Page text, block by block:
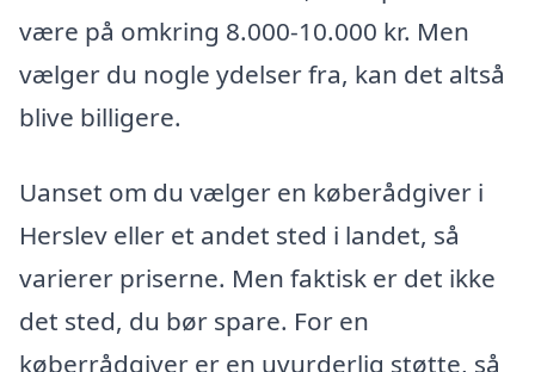
være på omkring 8.000-10.000 kr. Men
vælger du nogle ydelser fra, kan det altså
blive billigere.
Uanset om du vælger en køberådgiver i
Herslev eller et andet sted i landet, så
varierer priserne. Men faktisk er det ikke
det sted, du bør spare. For en
køberrådgiver er en uvurderlig støtte, så